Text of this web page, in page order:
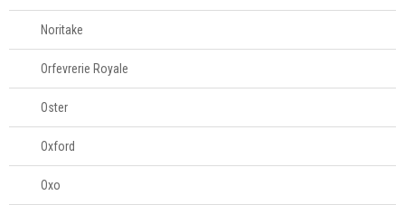
Noritake
Orfevrerie Royale
Oster
Oxford
Oxo